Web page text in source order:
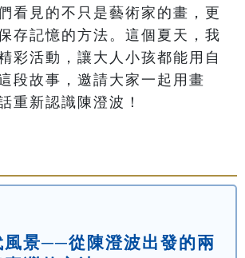
看見的不只是藝術家的畫，更
存記憶的方法。這個夏天，我
彩活動，讓大人小孩都能用自
段故事，邀請大家一起用畫
重新認識陳澄波！
風景──從陳澄波出發的兩